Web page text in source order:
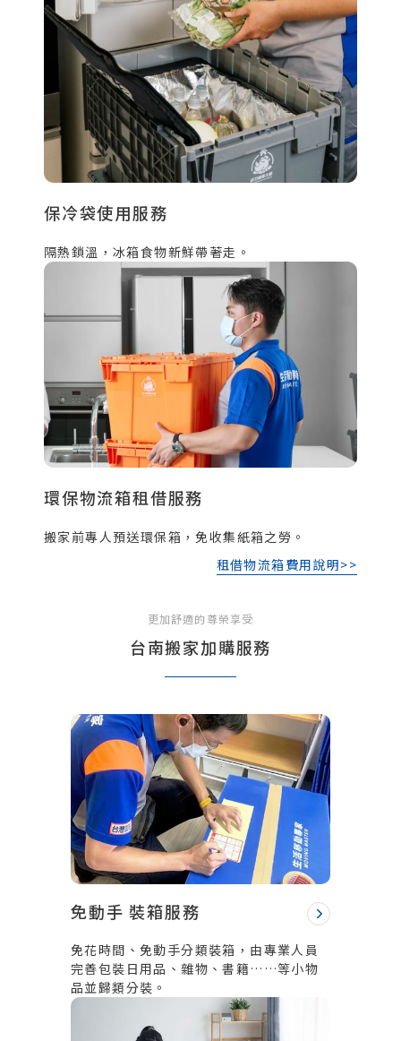
保冷袋使用服務
隔熱鎖溫，冰箱食物新鮮帶著走。
環保物流箱租借服務
搬家前專人預送環保箱，免收集紙箱之勞。
租借物流箱費用說明>>
更加舒適的尊榮享受
台南搬家加購服務
免動手 裝箱服務
免花時間、免動手分類裝箱，由專業人員
完善包裝日用品、雜物、書籍……等小物
品並歸類分裝。